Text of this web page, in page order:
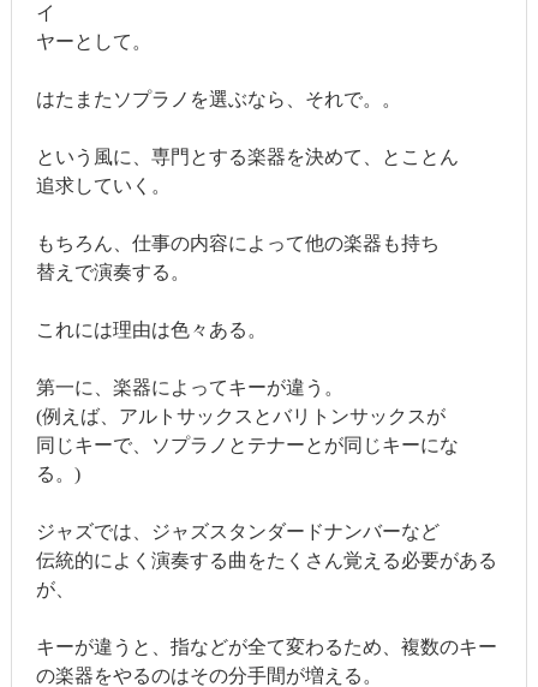
イ
ヤーとして。
はたまたソプラノを選ぶなら、それで。。
という風に、専門とする楽器を決めて、とことん
追求していく。
もちろん、仕事の内容によって他の楽器も持ち
替えで演奏する。
これには理由は色々ある。
第一に、楽器によってキーが違う。
(例えば、アルトサックスとバリトンサックスが
同じキーで、ソプラノとテナーとが同じキーにな
る。)
ジャズでは、ジャズスタンダードナンバーなど
伝統的によく演奏する曲をたくさん覚える必要がある
が、
キーが違うと、指などが全て変わるため、複数のキー
の楽器をやるのはその分手間が増える。